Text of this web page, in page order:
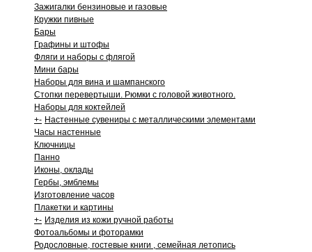
Зажигалки бензиновые и газовые
Кружки пивные
Бары
Графины и штофы
Фляги и наборы с флягой
Мини бары
Наборы для вина и шампанского
Стопки перевертыши. Рюмки с головой животного.
Наборы для коктейлей
+- Настенные сувениры с металлическими элементами
Часы настенные
Ключницы
Панно
Иконы, оклады
Гербы, эмблемы
Изготовление часов
Плакетки и картины
+- Изделия из кожи ручной работы
Фотоальбомы и фоторамки
Родословные, гостевые книги , семейная летопись